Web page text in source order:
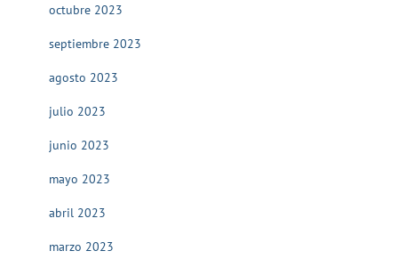
octubre 2023
septiembre 2023
agosto 2023
julio 2023
junio 2023
mayo 2023
abril 2023
marzo 2023